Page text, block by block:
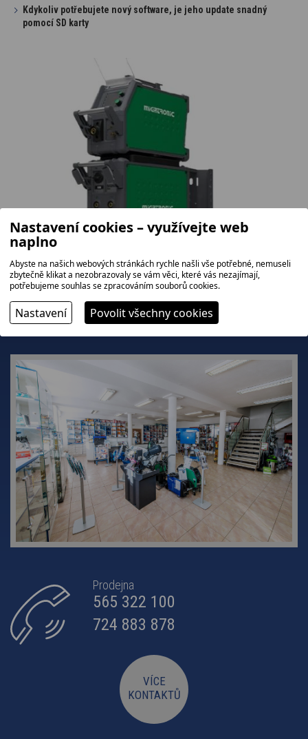
Kdykoliv potřebujete nový software, je jeho update snadný
pomocí SD karty
Prodejna
565 322 100
724 883 878
VÍCE
KONTAKTŮ
Nastavení cookies – využívejte web
naplno
Abyste na našich webových stránkách rychle našli vše potřebné, nemuseli
zbytečně klikat a nezobrazovaly se vám věci, které vás nezajímají,
potřebujeme souhlas se zpracováním souborů cookies.
Nastavení Povolit všechny cookies